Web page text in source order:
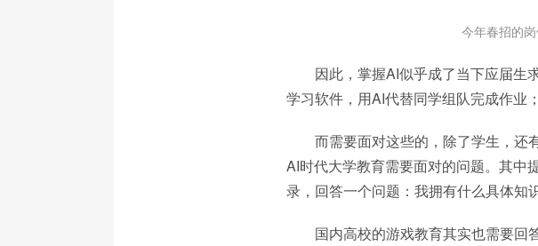
今年春招的
因此，掌握AI似乎成了当下应届生
学习软件，用AI代替同学组队完成作业
而需要面对这些的，除了学生，还
AI时代大学教育需要面对的问题。其中
录，回答一个问题：我拥有什么具体知
国内高校的游戏教育其实也需要回